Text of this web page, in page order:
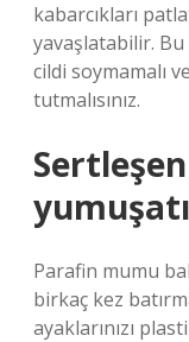
kabarcıkları
yavaşlatabilir.
cildi soymamalı
tutmalısınız.
Parafin mumu
birkaç kez
ayaklarınızı